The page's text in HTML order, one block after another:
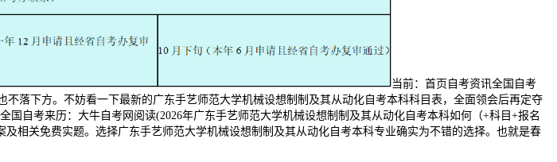
当前：首页自考资讯全国自考
落下方。不妨看一下最新的广东手艺师范大学机械设想制制及其从动化自考本科科目表，全面领会后再定夺
自考来历：大牛自考网阅读(2026年广东手艺师范大学机械设想制制及其从动化自考本科如何（+科目+报名
相关免费实题。选择广东手艺师范大学机械设想制制及其从动化自考本科专业确实为不错的选择。也就是春